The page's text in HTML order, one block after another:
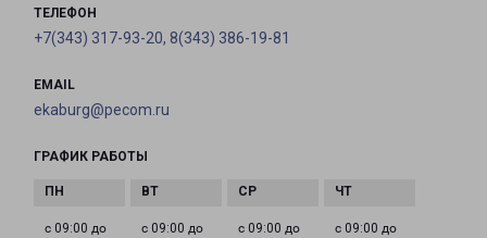
ТЕЛЕФОН
+7(343) 317-93-20, 8(343) 386-19-81
EMAIL
ekaburg@pecom.ru
ГРАФИК РАБОТЫ
с 09:00 до
с 09:00 до
с 09:00 до
с 09:00 до